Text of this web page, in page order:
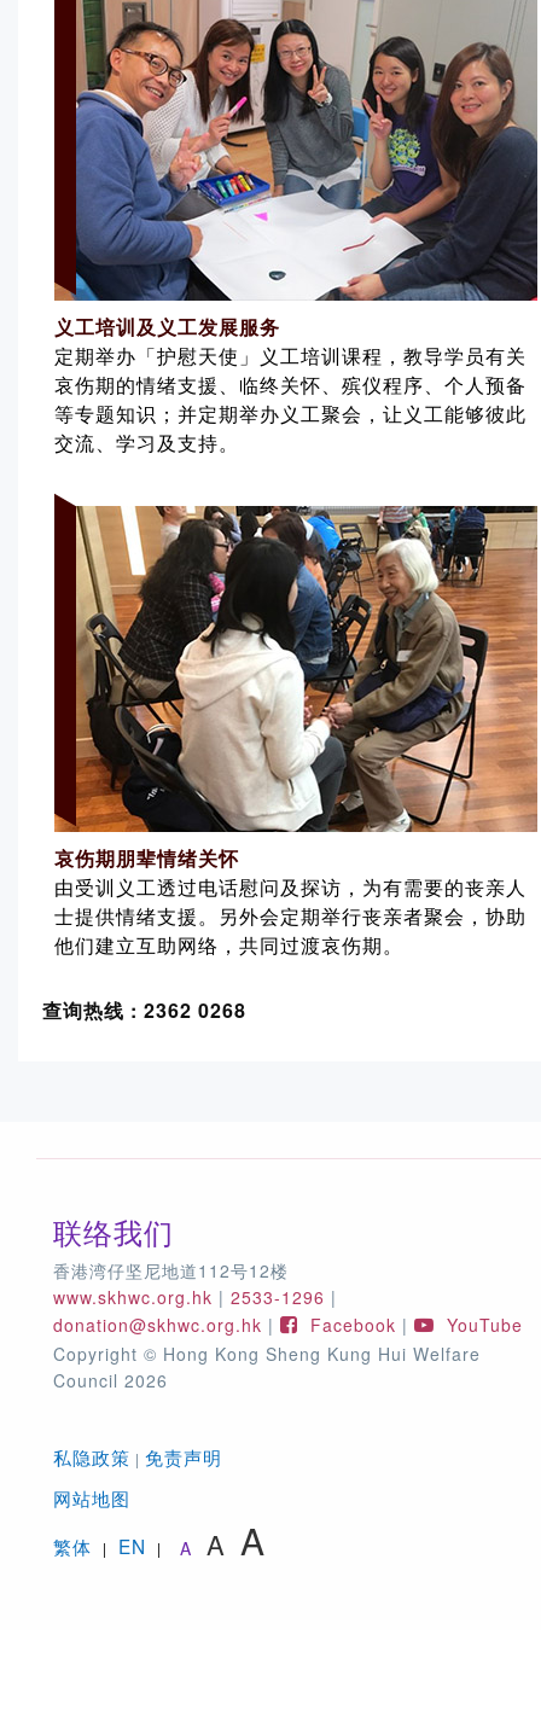
义工培训及义工发展服务
定期举办「护慰天使」义工培训课程，教导学员有关
哀伤期的情绪支援、临终关怀、殡仪程序、个人预备
等专题知识；并定期举办义工聚会，让义工能够彼此
交流、学习及支持。
哀伤期朋辈情绪关怀
由受训义工透过电话慰问及探访，为有需要的丧亲人
士提供情绪支援。另外会定期举行丧亲者聚会，协助
他们建立互助网络，共同过渡哀伤期。
查询热线 : 2362 0268
私隐政策 | 免责声明
网站地图
繁体
| EN | A A A
联络我们
香港湾仔坚尼地道112号12楼
www.skhwc.org.hk | 2533-1296 |
donation@skhwc.org.hk | Facebook |
YouTube
Copyright © Hong Kong Sheng Kung Hui Welfare
Council 2026